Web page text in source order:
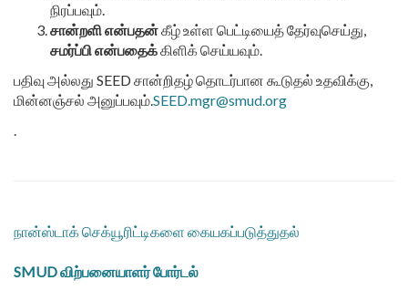
நிரப்பவும்.
சான்றளி என்பதன்கீழ் உள்ள பெட்டியைத் தேர்வுசெய்து,
சமர்ப்பி என்பதைக்கிளிக் செய்யவும்.
பதிவு அல்லது SEED சான்றிதழ் தொடர்பான கூடுதல் உதவிக்கு,
மின்னஞ்சல் அனுப்பவும்.SEED.mgr@smud.org
.
நான்ஸ்டாக் செக்யூரிட்டிகளை கையகப்படுத்துதல்
SMUD விற்பனையாளர் போர்டல்